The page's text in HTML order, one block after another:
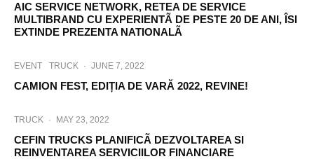
AIC SERVICE NETWORK, RETEA DE SERVICE
MULTIBRAND CU EXPERIENTÃ DE PESTE 20 DE ANI, ÎSI
EXTINDE PREZENTA NATIONALÃ
EVENT TRUCK · JUNE 7, 2022
CAMION FEST, EDIȚIA DE VARĂ 2022, REVINE!
TRUCK · MAY 23, 2022
CEFIN TRUCKS PLANIFICÃ DEZVOLTAREA SI
REINVENTAREA SERVICIILOR FINANCIARE